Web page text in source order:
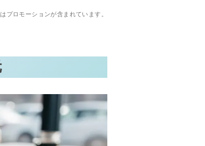
プロモーションが含まれています。